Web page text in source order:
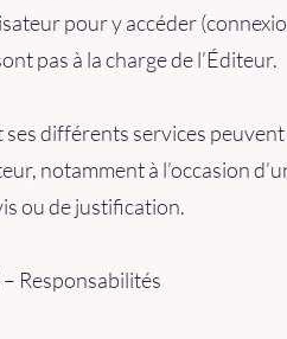
pour y accéder
pas à la charge de l’Éditeur.
ses différents services
notamment à l’occasion
ou de justification.
Responsabilités